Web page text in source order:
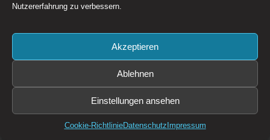
Nutzererfahrung zu verbessern.
Akzeptieren
Ablehnen
Einstellungen ansehen
Cookie-RichtlinieDatenschutz Impressum